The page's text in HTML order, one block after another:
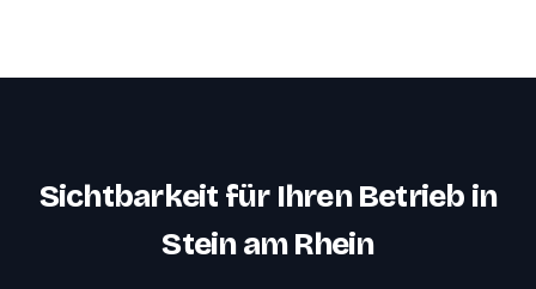
Sichtbarkeit für Ihren Betrieb in
Stein am Rhein